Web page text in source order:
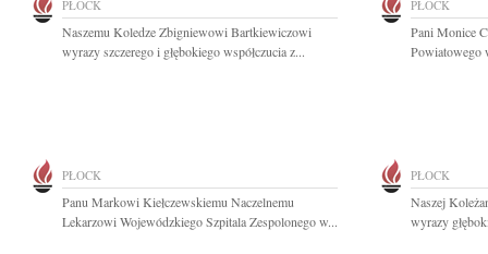
PŁOCK
Naszemu Koledze Zbigniewowi Bartkiewiczowi
wyrazy szczerego i głębokiego współczucia z...
PŁOCK
Pani Monice
Powiatowego
PŁOCK
Panu Markowi Kiełczewskiemu Naczelnemu
Lekarzowi Wojewódzkiego Szpitala Zespolonego w...
PŁOCK
Naszej
wyrazy